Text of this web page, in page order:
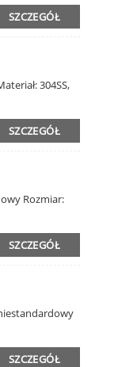
SZCZEGÓŁ
304SS,
SZCZEGÓŁ
Rozmiar:
SZCZEGÓŁ
SZCZEGÓŁ